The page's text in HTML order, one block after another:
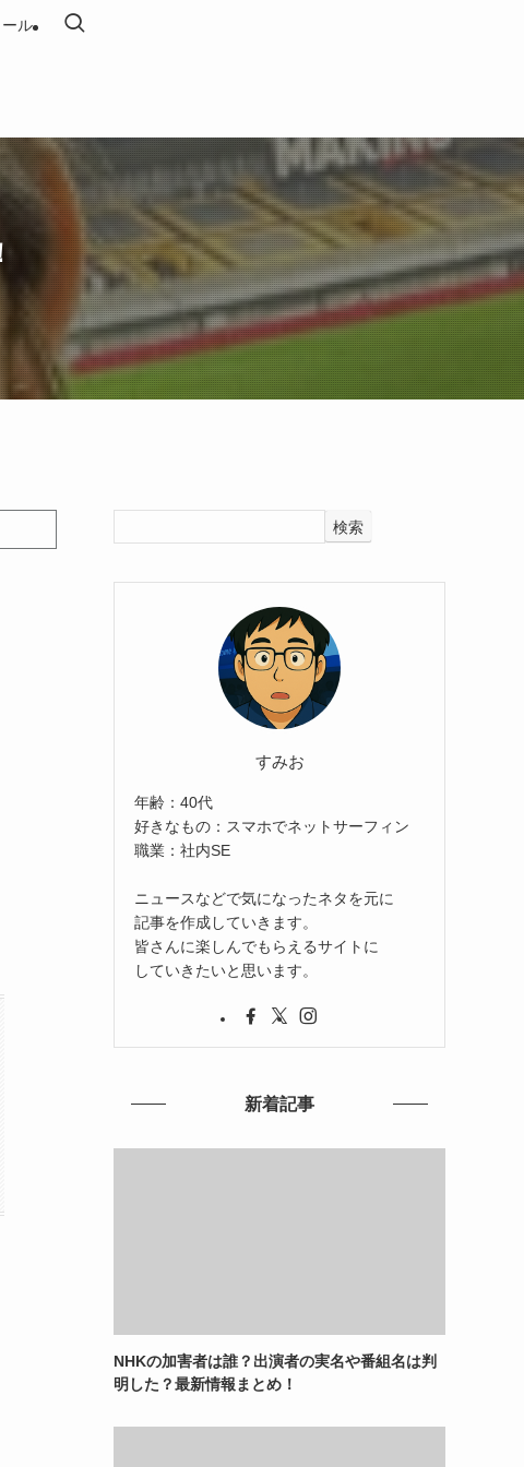
ル
検索
すみお
年齢：40代
好きなもの：スマホでネットサーフィン
職業：社内SE
ニュースなどで気になったネタを元に
記事を作成していきます。
皆さんに楽しんでもらえるサイトに
していきたいと思います。
新着記事
NHKの加害者は誰？出演者の実名や番組名は判
明した？最新情報まとめ！